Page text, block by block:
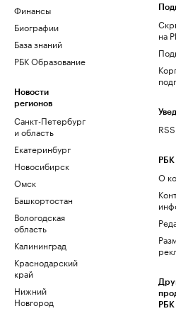
Финансы
Биографии
База знаний
РБК Образование
Новости
регионов
Санкт-Петербург
и область
Екатеринбург
Новосибирск
Омск
Башкортостан
Вологодская
область
Калининград
Краснодарский
край
Нижний
Новгород
на
РБК
О
РБК